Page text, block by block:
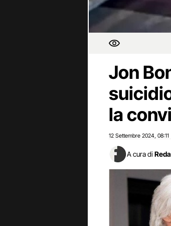
Jon
la
12 Settembre 2024 08:11
A cura di